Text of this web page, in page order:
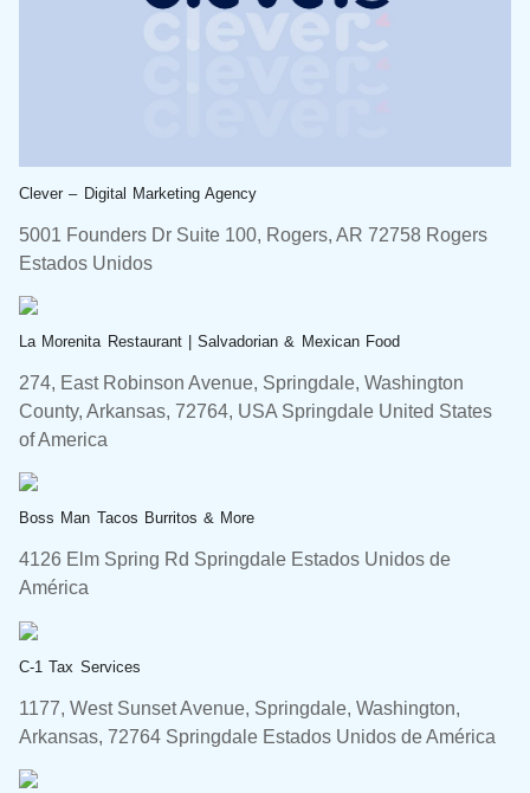
Clever – Digital Marketing Agency
5001 Founders Dr Suite 100, Rogers, AR 72758 Rogers
Estados Unidos
La Morenita Restaurant | Salvadorian & Mexican Food
274, East Robinson Avenue, Springdale, Washington
County, Arkansas, 72764, USA Springdale United States
of America
Boss Man Tacos Burritos & More
4126 Elm Spring Rd Springdale Estados Unidos de
América
C-1 Tax Services
1177, West Sunset Avenue, Springdale, Washington,
Arkansas, 72764 Springdale Estados Unidos de América
Anterior
Proxima